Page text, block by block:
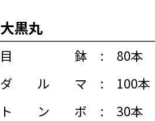
大黒丸
目鉢 :
80本
ダルマ
:
100本
トンボ
:
30本